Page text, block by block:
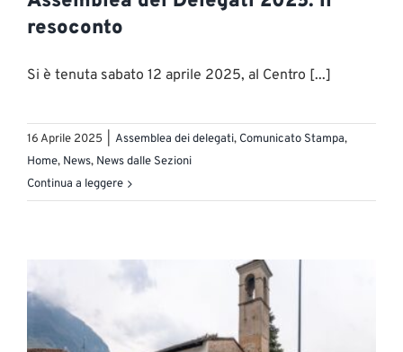
resoconto
Si è tenuta sabato 12 aprile 2025, al Centro [...]
16 Aprile 2025 Assemblea dei delegati, Comunicato Stampa,
Home, News, News dalle Sezioni
Continua a leggere